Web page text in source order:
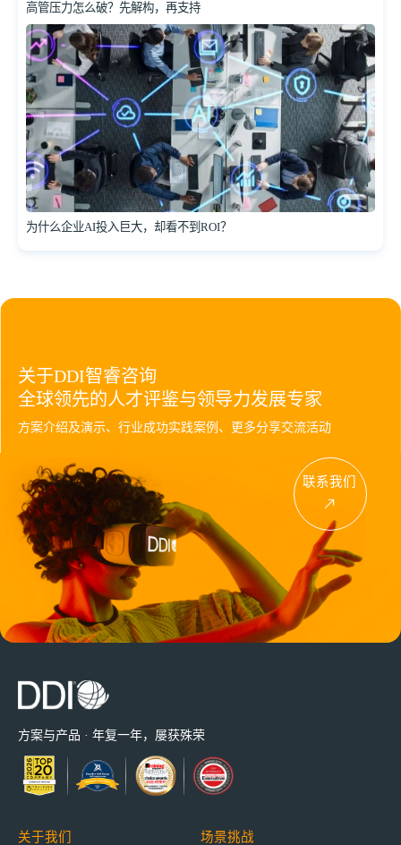
高管压力怎么破？先解构，再支持
为什么企业AI投入巨大，却看不到ROI？
关于DDI智睿咨询
全球领先的人才评鉴与领导力发展专家
方案介绍及演示、行业成功实践案例、更多分享交流活动
联系我们
方案与产品 · 年复一年，屡获殊荣
关于我们 场景挑战